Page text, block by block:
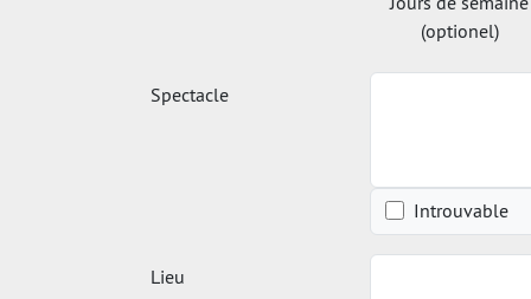
(optionel)
Spectacle
Introuvable
Lieu